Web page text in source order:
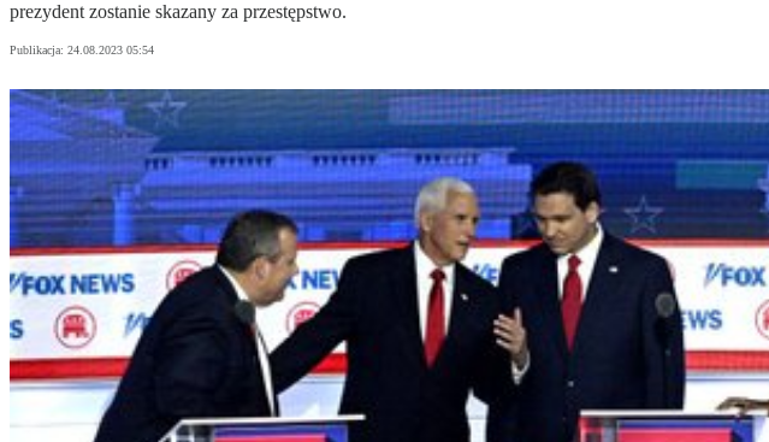
prezydent zostanie skazany za przestępstwo.
Publikacja: 24.08.2023 05:54